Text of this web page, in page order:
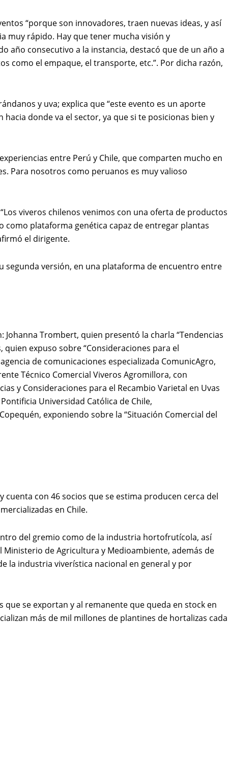
“porque son innovadores, traen nuevas ideas, y así
muy rápido. Hay que tener mucha visión y
año consecutivo a la instancia, destacó que de un año a
como el empaque, el transporte, etc.”. Por dicha razón,
y uva; explica que “este evento es un aporte
donde va el sector, ya que si te posicionas bien y
entre Perú y Chile, que comparten mucho en
Para nosotros como peruanos es muy valioso
viveros chilenos venimos con una oferta de productos
plataforma genética capaz de entregar plantas
el dirigente.
segunda versión, en una plataforma de encuentro entre
Trombert, quien presentó la charla “Tendencias
expuso sobre “Consideraciones para el
de comunicaciones especializada ComunicAgro,
Técnico Comercial Viveros Agromillora, con
y Consideraciones para el Recambio Varietal en Uvas
Universidad Católica de Chile,
exponiendo sobre la “Situación Comercial del
cuenta con 46 socios que se estima producen cerca del
en Chile.
del gremio como de la industria hortofrutícola, así
de Agricultura y Medioambiente, además de
la industria viverística nacional en general y por
se exportan y al remanente que queda en stock en
más de mil millones de plantines de hortalizas cada